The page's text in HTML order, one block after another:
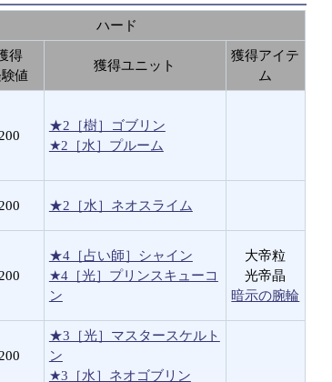
ハード
得
値
獲得ユニット
獲得アイテ
ム
★2［樹］ゴブリン
★2［水］プルーム
★2［水］ネオスライム
★4［占い師］シャイン
★4［光］プリンスキューコ
ン
大帝粒
光帝晶
暗示の腕輪
★3［光］マスタースケルト
ン
★3［水］ネオゴブリン